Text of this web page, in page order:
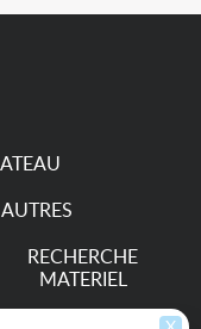
AUTRES
RECHERCHE
MATERIEL